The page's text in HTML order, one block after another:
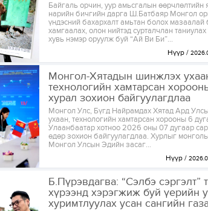
Байгаль орчин, уур амьсгалын өөрчлөлтийн
нарийн бичгийн дарга Ш.Батбаяр Монгол
үндэсний бахархалт амьтан болох мазаалай
хамгаалах, олон нийтэд сурталчлан
хувь нэмэр оруулж буй “Ай Ви Би”...
Нүүр
Монгол-Хятадын шинжлэх
технологийн хамтарсан
хурал зохион байгуулагдлаа
Монгол Улс, Бүгд Найрамдах Хятад Ард
ухаан, технологийн хамтарсан хорооны 6
Улаанбаатар хотноо 2026 оны 07 дугаар
өдөр зохион байгуулагдлаа. Хурлыг
Монгол Улсын Эдийн засаг...
Нүүр
Б.Пүрэвдагва: “Сэлбэ сэргэлт”
хүрээнд хэрэгжиж буй үерийн
хуримтлуулах усан сангийн